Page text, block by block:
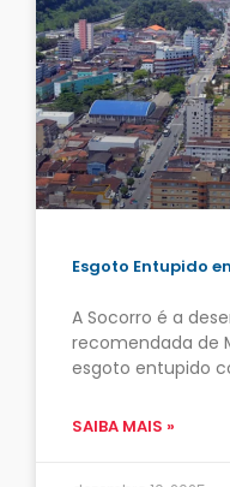
Esgoto Entupido
A Socorro é a
recomendada de
esgoto entupido
SAIBA MAIS »